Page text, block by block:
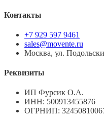
Контакты
+7 929 597 9461
sales@movente.ru
Москва, ул.
Реквизиты
ИП Фурсик О.А.
ИНН: 500913455876
ОГРНИП: